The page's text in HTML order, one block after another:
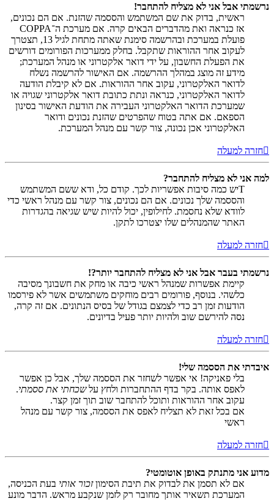
נרשמתי אבל אני לא מצליח להתחבר!
ראשית, בדוק את שם המשתמש והססמה שהזנת. אם הם נכונים,
אז כנראה ואת מהדברים הבאים קרה. אם מערכת ה־COPPA
פועלת במערכת ובהרשמה סימנת שאתה מתחת לגיל 13, תצטרך
לעקוב אחר ההוראות שתקבל. בחלק ממערכות הפורומים דורשים
את הפעלת החשבון, על ידי דואר אלקטרוני או מנהל המערכת;
מידע זה מוצג במהלך ההרשמה. אם האישור להרשמה נשלח
לדואר האלקטרוני, עקוב אחר ההוראות. אם לא קיבלת הודעה
לדואר האלקטרוני, כנראה ונתת כתובת דואר אלקטרוני שגויה או
שמערכת הדואר האלקטרוני העבירה את הודעת האישור בסינון
הספאם. אם אתה בטוח שהפרטים שהזנת נכונים ודואר
האלקטרוני אכן נכונה, צור קשר עם מנהל המערכת.
חזרה למעלה
למה אני לא מצליח להתחבר?
Tיש כמה סיבות אפשריות לכך. קודם כל, ודא ששם המשתמש
והססמה שלך נכונים. אם הם נכונים, צור קשר עם מנהל ראשי כדי
לוודא שלא נחסמת. לחילופין, יכול להיות שיש שגיאה בהגדרות
האתר שהמנהלים שלו יצטרכו לתקן.
חזרה למעלה
נרשמתי בעבר אבל אני לא מצליח להתחבר יותר?!
קיימת אפשרות שמנהל ראשי כיבה או מחק את חשבונך מסיבה
כלשהי. בנוסף, פורומים רבים מוחקים משתמשים אשר לא פירסמו
הודעות זמן רב כדי לצמצם בגודל של בסיס הנתונים. אם זה קרה,
נסה להירשם שוב ולהיות יותר פעיל בדיונים.
חזרה למעלה
איבדתי את הססמה שלי!
בלי פאניקה! אי אפשר לשחזר את הססמה שלך, אבל כן אפשר
לאפס אותה. בקר בדף ההתחברות ולחץ עלשכחתי את ססמתי.
עקוב אחר ההוראות ותוכל להתחבר שוב תוך זמן קצר.
אם בכל זאת לא תצליח לאפס את הססמה, צור קשר עם מנהל
ראשי
חזרה למעלה
מדוע אני מתנתק באופן אוטומטי?
אם לא תסמן את לבדוק את תיבת הסימוןזכור אותי בעת הכניסה,
המערכת תשאיר אותך מחובר רק לזמן שנקבע מראש. הדבר מונע